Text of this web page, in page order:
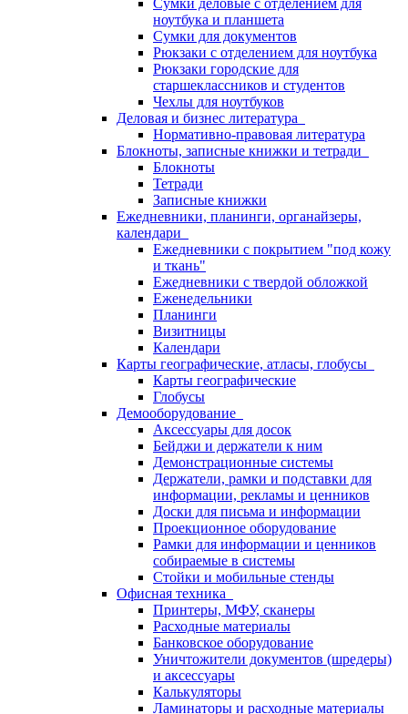
Сумки деловые с отделением для
ноутбука и планшета
Сумки для документов
Рюкзаки с отделением для ноутбука
Рюкзаки городские для
старшеклассников и студентов
Чехлы для ноутбуков
Деловая и бизнес литература
Нормативно-правовая литература
Блокноты, записные книжки и тетради
Блокноты
Тетради
Записные книжки
Ежедневники, планинги, органайзеры,
календари
Ежедневники с покрытием "под кожу
и ткань"
Ежедневники с твердой обложкой
Еженедельники
Планинги
Визитницы
Календари
Карты географические, атласы, глобусы
Карты географические
Глобусы
Демооборудование
Аксессуары для досок
Бейджи и держатели к ним
Демонстрационные системы
Держатели, рамки и подставки для
информации, рекламы и ценников
Доски для письма и информации
Проекционное оборудование
Рамки для информации и ценников
собираемые в системы
Стойки и мобильные стенды
Офисная техника
Принтеры, МФУ, сканеры
Расходные материалы
Банковское оборудование
Уничтожители документов (шредеры)
и аксессуары
Калькуляторы
Ламинаторы и расходные материалы